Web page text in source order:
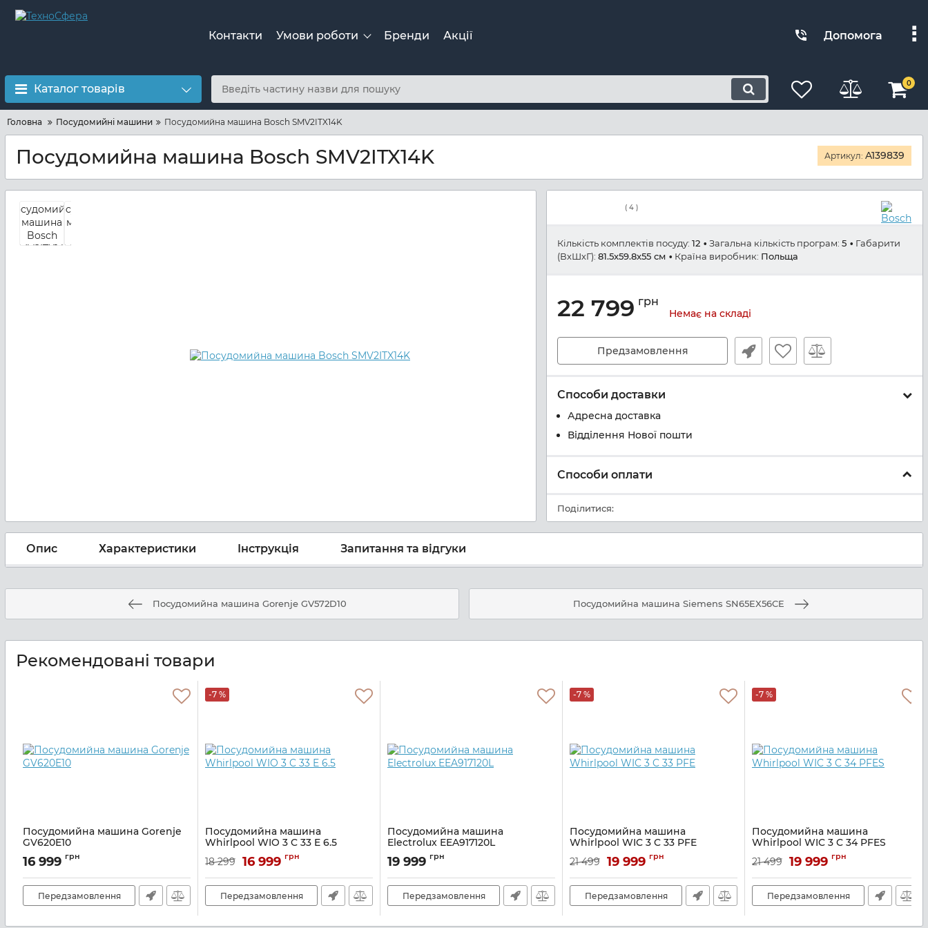
Контакти Умови роботи Бренди Акції Допомога
Каталог товарів 0
Головна Посудомийні машини Посудомийна машина Bosch SMV2ITX14K
Посудомийна машина Bosch SMV2ITX14K Артикул: A139839
( 4 )
Кількість комплектів посуду: 12 Загальна кількість програм: 5
Габарити
(ВхШхГ): 81.5x59.8x55 см Країна виробник: Польща
22 799 грн
Немає на складі
Предзамовлення
Способи доставки
Адресна доставка
Відділення Нової пошти
Способи оплати
Поділитися:
Опис Характеристики Інструкція Запитання та відгуки
Посудомийна машина Gorenje GV572D10 Посудомийна машина Siemens SN65EX56CE
Рекомендовані товари
Посудомийна машина Gorenje
GV620E10
Артикул:A136363
16 999 грн
Передзамовлення
-7 %
Посудомийна машина
Whirlpool WIO 3 C 33 E 6.5
Артикул: A137470
18 299 16 999 грн
Передзамовлення
Посудомийна машина
Electrolux EEA917120L
Артикул:A138752
19 999 грн
Передзамовлення
-7 %
Посудомийна машина
Whirlpool WIC 3 C 33 PFE
Артикул: A139964
21 499 19 999 грн
Передзамовлення
-7 %
Посудомийна машина
Whirlpool WIC 3 C 34 PFES
Артикул: A137497
21 499 19 999 грн
Передзамовлення